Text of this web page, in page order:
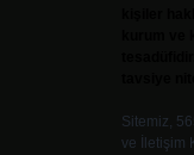
Sitemiz,
ve İletişim